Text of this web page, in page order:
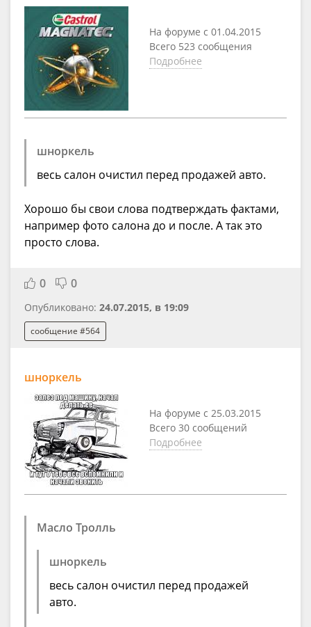
На форуме с 01.04.2015
Всего 523 сообщения
Подробнее
шноркель
весь салон очистил перед продажей авто.
Хорошо бы свои слова подтверждать фактами,
например фото салона до и после. А так это
просто слова.
0 0
Опубликовано: 24.07.2015, в 19:09
сообщение #564
шноркель
На форуме с 25.03.2015
Всего 30 сообщений
Подробнее
Масло Тролль
шноркель
весь салон очистил перед продажей
авто.